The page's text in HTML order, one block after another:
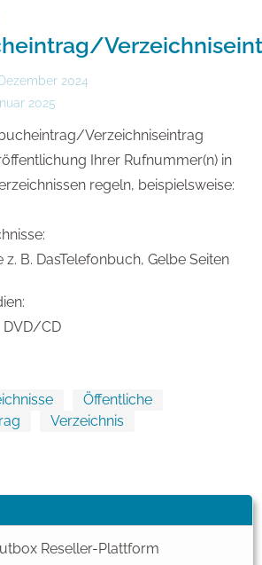
Reseller-Plattform
2024
2025
Verzeichniseintrag
Ihrer Rufnummer(n) in
regeln, beispielsweise:
B. DasTelefonbuch, Gelbe Seiten
DVD/CD
Öffentliche
Verzeichnis